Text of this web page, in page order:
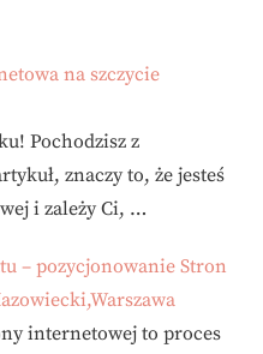
na szczycie
Pochodzisz z
znaczy to, że jesteś
i zależy Ci, …
– pozycjonowanie Stron
internetowej to proces